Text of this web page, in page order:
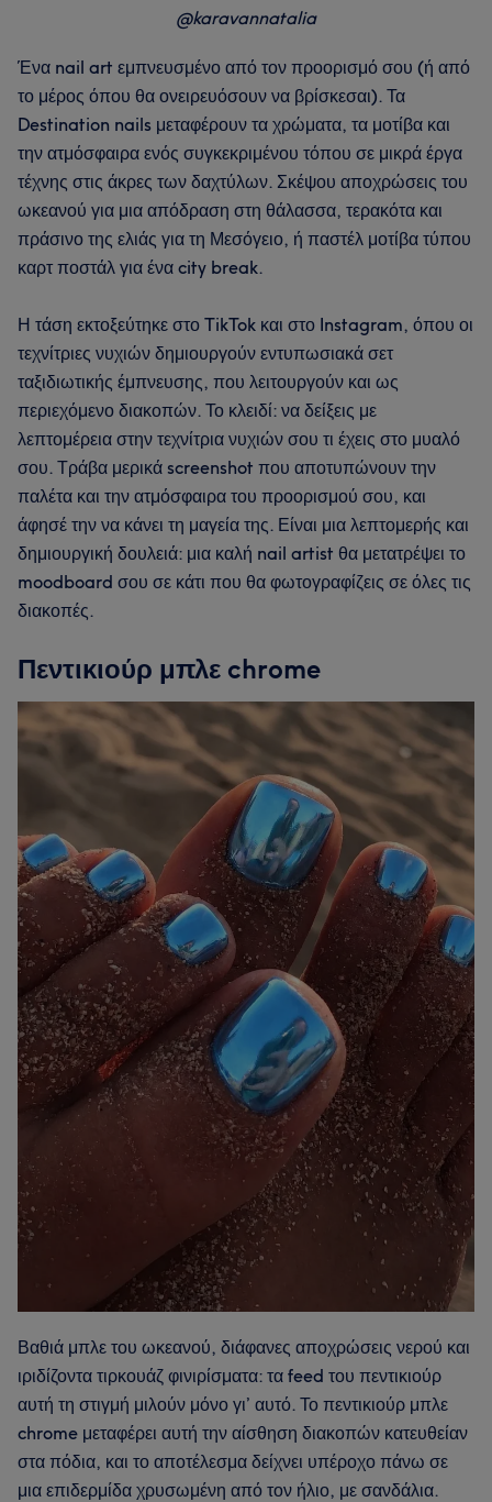
@karavannatalia
Ένα nail art εμπνευσμένο από τον προορισμό σου (ή από
το μέρος όπου θα ονειρευόσουν να βρίσκεσαι). Τα
Destination nails μεταφέρουν τα χρώματα, τα μοτίβα και
την ατμόσφαιρα ενός συγκεκριμένου τόπου σε μικρά έργα
τέχνης στις άκρες των δαχτύλων. Σκέψου αποχρώσεις του
ωκεανού για μια απόδραση στη θάλασσα, τερακότα και
πράσινο της ελιάς για τη Μεσόγειο, ή παστέλ μοτίβα τύπου
καρτ ποστάλ για ένα city break.
Η τάση εκτοξεύτηκε στο TikTok και στο Instagram, όπου οι
τεχνίτριες νυχιών δημιουργούν εντυπωσιακά σετ
ταξιδιωτικής έμπνευσης, που λειτουργούν και ως
περιεχόμενο διακοπών. Το κλειδί: να δείξεις με
λεπτομέρεια στην τεχνίτρια νυχιών σου τι έχεις στο μυαλό
σου. Τράβα μερικά screenshot που αποτυπώνουν την
παλέτα και την ατμόσφαιρα του προορισμού σου, και
άφησέ την να κάνει τη μαγεία της. Είναι μια λεπτομερής και
δημιουργική δουλειά: μια καλή nail artist θα μετατρέψει το
moodboard σου σε κάτι που θα φωτογραφίζεις σε όλες τις
διακοπές.
Πεντικιούρ μπλε chrome
Βαθιά μπλε του ωκεανού, διάφανες αποχρώσεις νερού και
ιριδίζοντα τιρκουάζ φινιρίσματα: τα feed του πεντικιούρ
αυτή τη στιγμή μιλούν μόνο γι’ αυτό. Το πεντικιούρ μπλε
chrome μεταφέρει αυτή την αίσθηση διακοπών κατευθείαν
στα πόδια, και το αποτέλεσμα δείχνει υπέροχο πάνω σε
μια επιδερμίδα χρυσωμένη από τον ήλιο, με σανδάλια.